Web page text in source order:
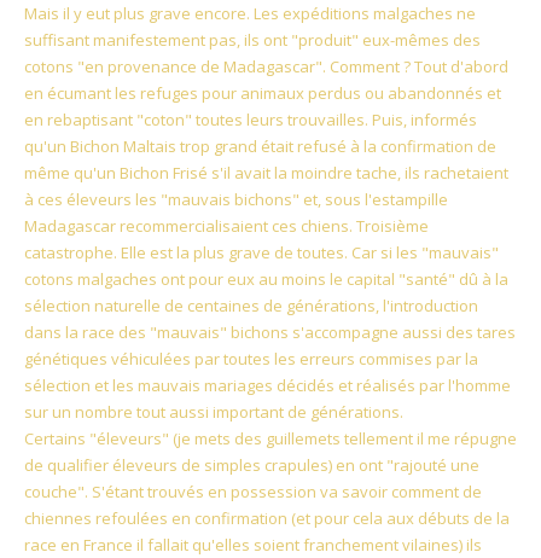
Mais il y eut plus grave encore. Les expéditions malgaches ne
suffisant manifestement pas, ils ont "produit" eux-mêmes des
cotons "en provenance de Madagascar". Comment ? Tout d'abord
en écumant les refuges pour animaux perdus ou abandonnés et
en rebaptisant "coton" toutes leurs trouvailles. Puis, informés
qu'un Bichon Maltais trop grand était refusé à la confirmation de
même qu'un Bichon Frisé s'il avait la moindre tache, ils rachetaient
à ces éleveurs les "mauvais bichons" et, sous l'estampille
Madagascar recommercialisaient ces chiens. Troisième
catastrophe. Elle est la plus grave de toutes. Car si les "mauvais"
cotons malgaches ont pour eux au moins le capital "santé" dû à la
sélection naturelle de centaines de générations, l'introduction
dans la race des "mauvais" bichons s'accompagne aussi des tares
génétiques véhiculées par toutes les erreurs commises par la
sélection et les mauvais mariages décidés et réalisés par l'homme
sur un nombre tout aussi important de générations.
Certains "éleveurs" (je mets des guillemets tellement il me répugne
de qualifier éleveurs de simples crapules) en ont "rajouté une
couche". S'étant trouvés en possession va savoir comment de
chiennes refoulées en confirmation (et pour cela aux débuts de la
race en France il fallait qu'elles soient franchement vilaines) ils